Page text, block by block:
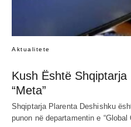
Aktualitete
Kush Është
“Meta”
Shqiptarja Plarenta Deshishku
punon në departamentin e “Global